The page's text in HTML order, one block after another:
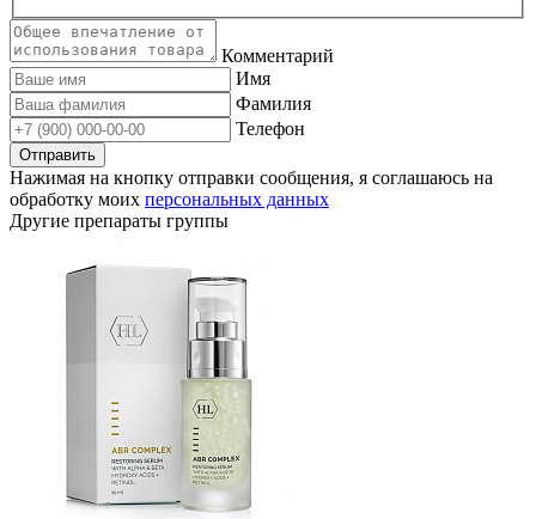
Комментарий
Имя
Фамилия
Телефон
Нажимая на кнопку отправки сообщения, я соглашаюсь на
обработку моих персональных данных
Другие препараты группы